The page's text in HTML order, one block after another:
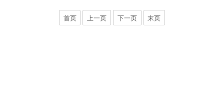
首页 上一页 下一页 末页